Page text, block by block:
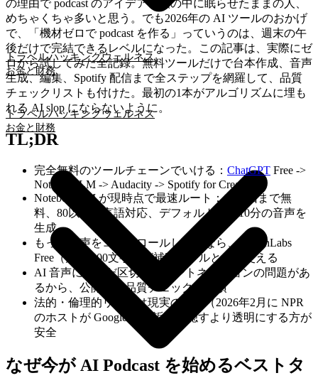
トラベルハッキングウェルネス
お金と財務
トラベルハッキングウェルネス
お金と財務
の理由で podcast のアイデアを頭の中に眠らせたままの人、
めちゃくちゃ多いと思う。でも2026年の AI ツールのおかげ
で、「機材ゼロで podcast を作る」っていうのは、週末の午
後だけで完結できるレベルになった。この記事は、実際にゼ
ロから試してみた全記録。無料ツールだけで台本作成、音声
生成、編集、Spotify 配信まで全ステップを網羅して、品質
チェックリストも付けた。最初の1本がアルゴリズムに埋も
れる AI slop にならないように。
TL;DR
完全無料のツールチェーンでいける： ChatGPT Free ->
NotebookLM -> Audacity -> Spotify for Creators
NotebookLM が現時点で最速ルート：1日3回まで無
料、80以上の言語対応、デフォルトで約10分の音声を
生成
もっと音声をコントロールしたいなら、ElevenLabs
Free（月10,000文字）が補完ツールとして使える
AI 音声にはまだ区切りやイントネーションの問題があ
るから、公開前の品質チェックは必須
法的・倫理的リスクは現実のもの（2026年2月に NPR
のホストが Google を提訴）。隠すより透明にする方が
安全
なぜ今が AI Podcast を始めるベストタ